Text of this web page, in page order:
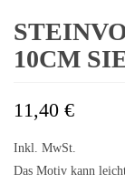
10CM
11,40 €
Inkl. MwSt.
Das Motiv kann